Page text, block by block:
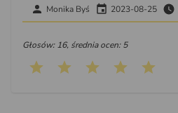
Monika Byś 2023-08-25
Głosów: 16, średnia ocen: 5